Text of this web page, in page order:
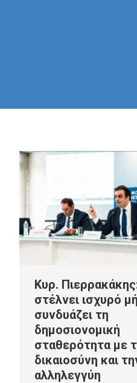
Κυρ.
στέλνει ισχυρό
συνδυάζει τη
δημοσιονομική
σταθερότητα με
δικαιοσύνη και
αλληλεγγύη